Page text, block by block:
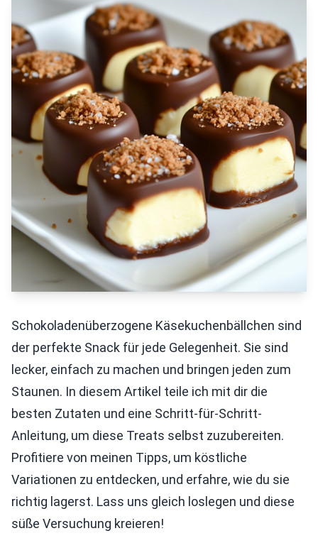
Schokoladenüberzogene Käsekuchenbällchen sind
der perfekte Snack für jede Gelegenheit. Sie sind
lecker, einfach zu machen und bringen jeden zum
Staunen. In diesem Artikel teile ich mit dir die
besten Zutaten und eine Schritt-für-Schritt-
Anleitung, um diese Treats selbst zuzubereiten.
Profitiere von meinen Tipps, um köstliche
Variationen zu entdecken, und erfahre, wie du sie
richtig lagerst. Lass uns gleich loslegen und diese
süße Versuchung kreieren!